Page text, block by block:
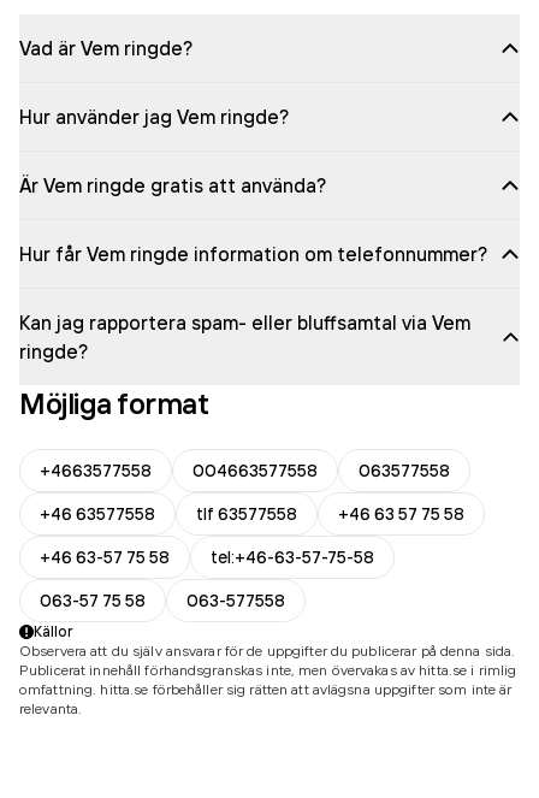
Vad är Vem ringde?
Hur använder jag Vem ringde?
Är Vem ringde gratis att använda?
Hur får Vem ringde information om telefonnummer?
Kan jag rapportera spam- eller bluffsamtal via Vem
ringde?
Möjliga format
+4663577558 004663577558
063577558
+46 63577558
tlf 63577558
+46 63 57 75 58
+46 63-57 75 58
tel:+46-63-57-75-58
063-57 75 58
063-577558
Källor
Observera att du själv ansvarar för de uppgifter du publicerar på denna sida.
Publicerat innehåll förhandsgranskas inte, men övervakas av hitta.se i rimlig
omfattning. hitta.se förbehåller sig rätten att avlägsna uppgifter som inte är
relevanta.